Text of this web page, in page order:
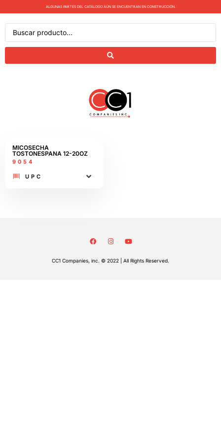
ALGUNAS PARTES DEL CATÁLOGO AÚN SE ENCUENTRAN EN CONSTRUCCIÓN.
MICOSECHA
TOSTONESPANA 12-20OZ​
9054
UPC
CC1 Companies, inc. © 2022 | All Rights Reserved.